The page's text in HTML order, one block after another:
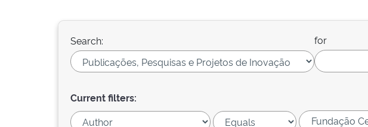
Search: for
Current filters: